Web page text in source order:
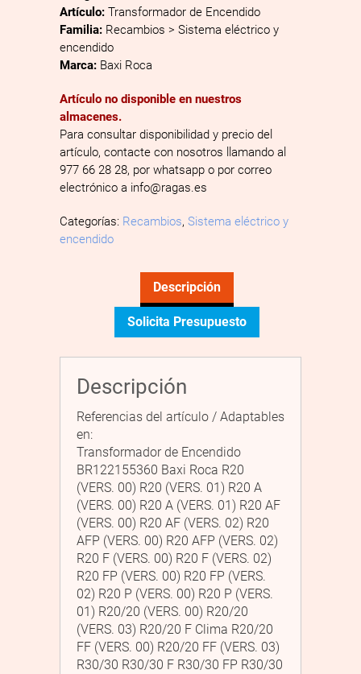
Artículo: Transformador de Encendido
Familia: Recambios > Sistema eléctrico y
encendido
Marca: Baxi Roca
Artículo no disponible en nuestros
almacenes.
Para consultar disponibilidad y precio del
artículo, contacte con nosotros llamando al
977 66 28 28, por whatsapp o por correo
electrónico a info@ragas.es
Categorías: Recambios, Sistema eléctrico y
encendido
Descripción
Solicita Presupuesto
Descripción
Referencias del artículo / Adaptables
en:
Transformador de Encendido
BR122155360 Baxi Roca R20
(VERS. 00) R20 (VERS. 01) R20 A
(VERS. 00) R20 A (VERS. 01) R20 AF
(VERS. 00) R20 AF (VERS. 02) R20
AFP (VERS. 00) R20 AFP (VERS. 02)
R20 F (VERS. 00) R20 F (VERS. 02)
R20 FP (VERS. 00) R20 FP (VERS.
02) R20 P (VERS. 00) R20 P (VERS.
01) R20/20 (VERS. 00) R20/20
(VERS. 03) R20/20 F Clima R20/20
FF (VERS. 00) R20/20 FF (VERS. 03)
R30/30 R30/30 F R30/30 FP R30/30